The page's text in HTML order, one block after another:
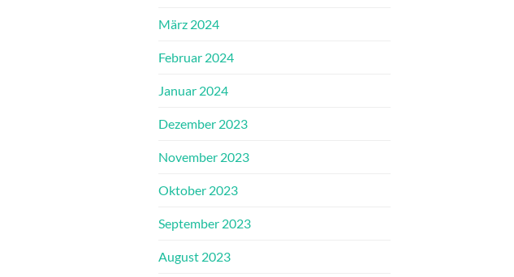
März 2024
Februar 2024
Januar 2024
Dezember 2023
November 2023
Oktober 2023
September 2023
August 2023